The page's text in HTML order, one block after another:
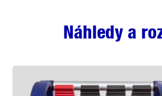
Náhledy a